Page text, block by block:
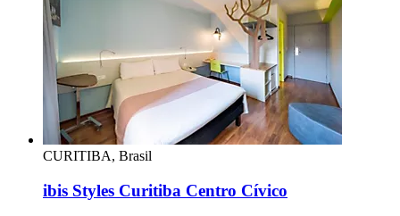
CURITIBA, Brasil
ibis Styles Curitiba Centro Cívico